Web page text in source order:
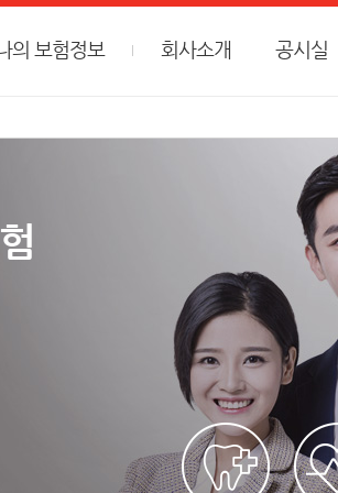
의 보험정보 회사소개 공시실